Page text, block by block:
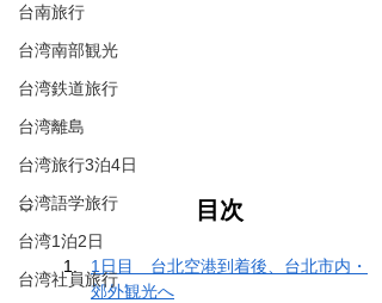
台南旅行
台湾南部観光
台湾鉄道旅行
台湾離島
台湾旅行3泊4日
台湾語学旅行
台湾1泊2日
台湾社員旅行
目次
1日目　台北空港到着後、台北市内・
郊外観光へ